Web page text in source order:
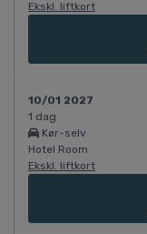
Ekskl. liftkort
10/01 2027
1 dag
Kør-selv
Hotel Room
Ekskl. liftkort